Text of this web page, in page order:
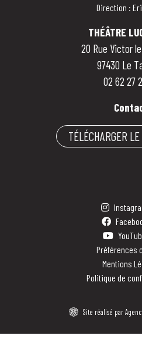
Direction :
THÉÂTRE
20 Rue Victor
97430 Le
02 62 27
TÉLÉCHARGER
Préférences
Mentions
Politique de
Site réalisé par